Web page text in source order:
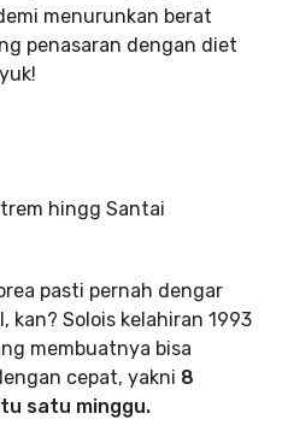
menurunkan berat
penasaran dengan diet
pasti pernah dengar
kan? Solois kelahiran 1993
membuatnya bisa
cepat, yakni 8
satu minggu.